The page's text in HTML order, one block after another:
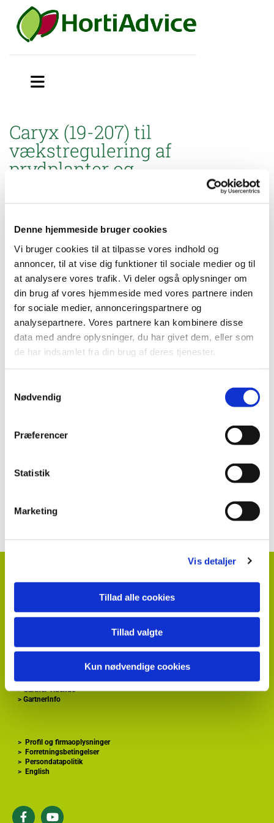
Denne hjemmeside bruger cookies
Vi bruger cookies til at tilpasse vores indhold og
annoncer, til at vise dig funktioner til sociale medier og til
at analysere vores trafik. Vi deler også oplysninger om
din brug af vores hjemmeside med vores partnere inden
for sociale medier, annonceringspartnere og
analysepartnere. Vores partnere kan kombinere disse
data med andre oplysninger, du har givet dem, eller som
de har indsamlet fra din brug af deres tjenester.
Nødvendig
Præferencer
Statistik
Marketing
Vis detaljer
Tillad alle cookies
Tillad valgte
Kun nødvendige cookies
Caryx (19-207) til
vækstregulering af
prydplanter og
planteskolekulturer i åbne
væksthuse
Miljøstyrelsen har godkendt brugsanvisning til mindre
anvendelse af Caryx (19-207) til vækstregulering af prydplanter
og planteskolekulturer dyrket i potter i åbne væksthuse.
Brugsanvisning
Caryx (19-207) til vækstregulering i åbne
væksthuse
Se mere:
Hvidkærvej 29
kontakt@hortiadvice.dk
>Gartnershop
>Gartner Tidende
> GartnerInfo
> Profil og firmaoplysninger
> Forretningsbetingelser
> Persondatapolitik
> English